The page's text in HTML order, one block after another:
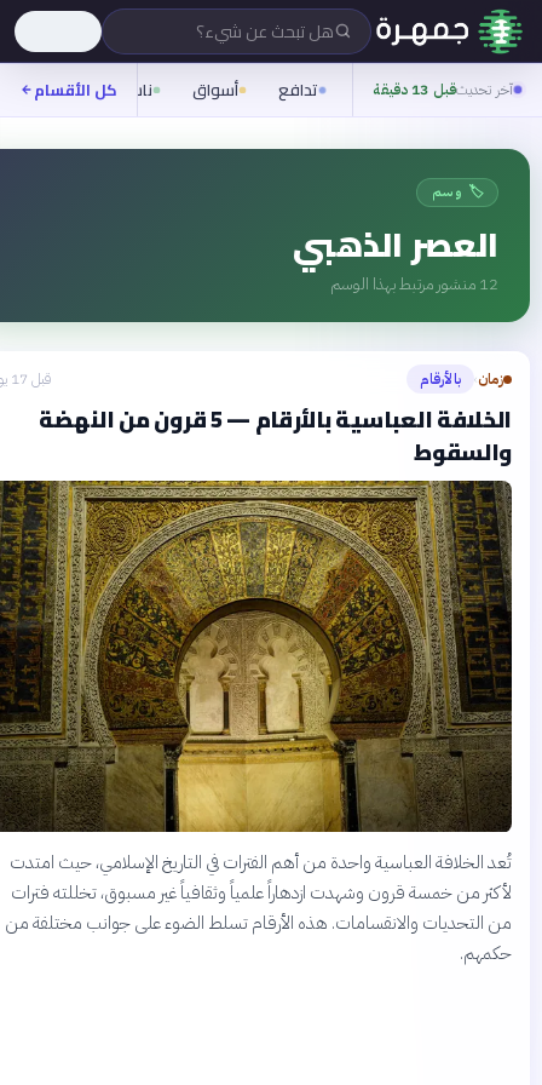
هل تبحث عن شيء؟
تحديثقبل 13 دقيقة تدافع أسواق ناس روح شيفرة كل الأقسام
🏷️ وسم
العصر الذهبي
منشور مرتبط بهذا الوسم
زمان› بالأرقام
الخلافة العباسية بالأرقام — 5 قرون من النهضة
الخلافة العباسية واحدة من أهم الفترات في التاريخ الإسلامي، حيث امتدت
من خمسة قرون وشهدت ازدهاراً علمياً وثقافياً غير مسبوق، تخللته فترات
التحديات والانقسامات. هذه الأرقام تسلط الضوء على جوانب مختلفة من